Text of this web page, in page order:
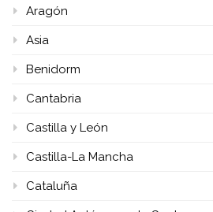
Aragón
Asia
Benidorm
Cantabria
Castilla y León
Castilla-La Mancha
Cataluña